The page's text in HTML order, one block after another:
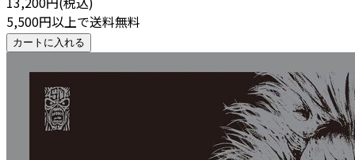
5,500円以上で送料無料
カートに入れる